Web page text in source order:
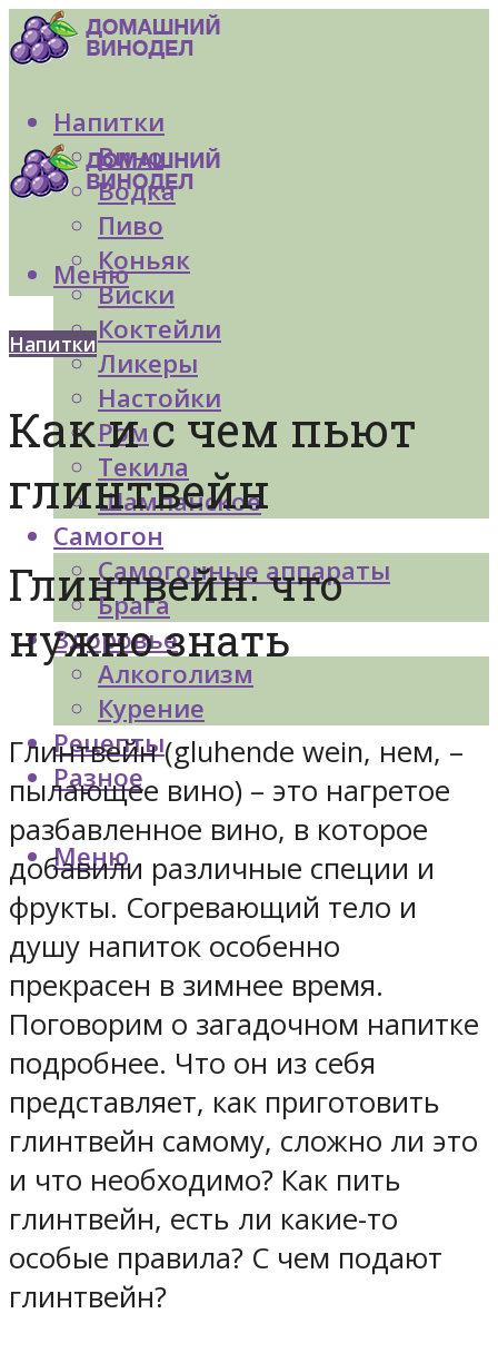
Напитки
Вино
Водка
Пиво
Коньяк
Виски
Коктейли
Ликеры
Настойки
Ром
Текила
Шампанское
Самогон
Самогонные аппараты
Брага
Здоровье
Алкоголизм
Курение
Рецепты
Разное
Меню
Меню
Напитки
Как и с чем пьют
глинтвейн
Глинтвейн: что
нужно знать
Глинтвейн (gluhende wein, нем, –
пылающее вино) – это нагретое
разбавленное вино, в которое
добавили различные специи и
фрукты. Согревающий тело и
душу напиток особенно
прекрасен в зимнее время.
Поговорим о загадочном напитке
подробнее. Что он из себя
представляет, как приготовить
глинтвейн самому, сложно ли это
и что необходимо? Как пить
глинтвейн, есть ли какие-то
особые правила? С чем подают
глинтвейн?